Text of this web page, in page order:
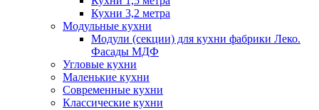
Кухни 3,2 метра
Модульные кухни
Модули (секции) для кухни фабрики Леко.
Фасады МДФ
Угловые кухни
Маленькие кухни
Современные кухни
Классические кухни